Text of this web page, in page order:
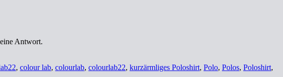
Antwort.
, colour lab, colourlab, colourlab22, kurzärmliges Poloshirt, Polo, Polos, Poloshirt,